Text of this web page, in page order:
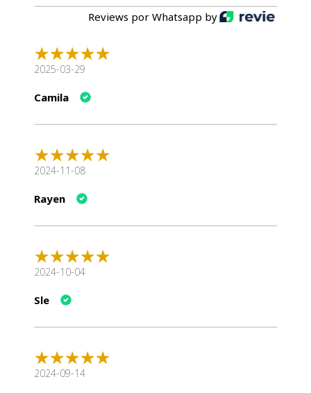
0.06 kg8 × 13 × 20 cmNaturalistic
Naturalistic Cremi Treats Pollo 5u
para los dueños de gatos que buscan ofrecer a sus
de alta calidad y beneficios significativos para la salud,
Reviews por Whatsapp by
2025-03-29
Camila
2024-11-08
Rayen
2024-10-04
Sle
2024-09-14